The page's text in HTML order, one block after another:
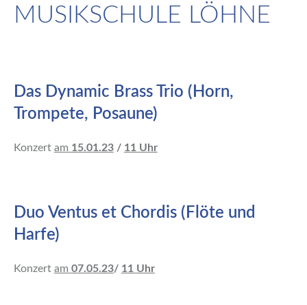
MUSIKSCHULE LÖHNE
Das Dynamic Brass Trio (Horn,
Trompete, Posaune)
Konzert am 15.01.23/ 11 Uhr
Duo Ventus et Chordis (Flöte und
Harfe)
Konzert am 07.05.23/ 11 Uhr